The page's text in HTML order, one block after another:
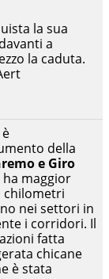
la sua
a
la caduta.
della
e Giro
ha maggior
chilometri
nei settori in
i corridori. Il
fatta
chicane
è stata